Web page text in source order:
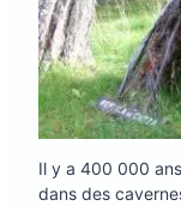
Il y a 400 000
dans des